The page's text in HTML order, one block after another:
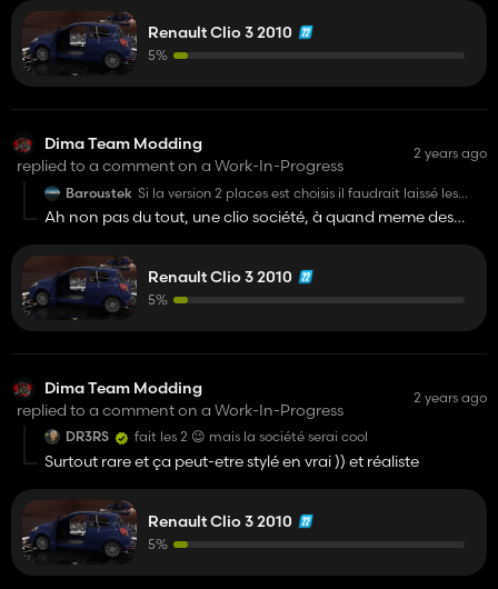
Concernant l'intérieur, les deux modèles seraient parfait
mais pour une voiture plutôt typé particulier, peut-être
qu'une version cinq places pourraient être bien.
Merci d'avance pour le travail fourni et pour celui qu'il
Merci pour l'idée !Renault Clio 3 2010
5%
Dima Team Modding
replied to a comment on a Work-In-Progress
2 years ago
Baroustek Si la version 2 places est choisis il faudrait laissé les
vitres et pas les teinté en blanc/noir/bleu....
Ah non pas du tout, une clio société, à quand meme des
mais si ça serait une config, impossible de mettre quelque
chose dans le coffre, en bref je pense qu'il y a pas grande
chose qui pourrait rentré, donc vaut mieux mettre 5 places
avec le mod Universal Passager.
Renault Clio 3 2010
5%
Dima Team Modding
replied to a comment on a Work-In-Progress
2 years ago
DR3RS fait les 2 😉 mais la société serai cool
Surtout rare et ça peut-etre stylé en vrai )) et réaliste
Renault Clio 3 2010
5%